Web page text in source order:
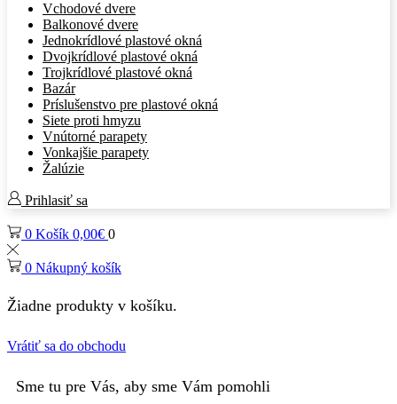
Vchodové dvere
Balkonové dvere
Jednokrídlové plastové okná
Dvojkrídlové plastové okná
Trojkrídlové plastové okná
Bazár
Príslušenstvo pre plastové okná
Siete proti hmyzu
Vnútorné parapety
Vonkajšie parapety
Žalúzie
Prihlasiť sa
0 Košík 0,00€ 0
0 Nákupný košík
Žiadne produkty v košíku.
Vrátiť sa do obchodu
Sme tu pre Vás, aby sme Vám pomohli